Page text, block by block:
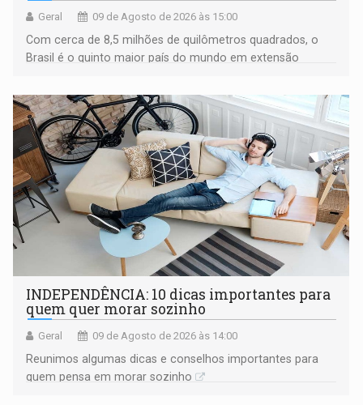
Geral 09 de Agosto de 2026 às 15:00
Com cerca de 8,5 milhões de quilômetros quadrados, o
Brasil é o quinto maior país do mundo em extensão
INDEPENDÊNCIA: 10 dicas importantes para
quem quer morar sozinho
Geral 09 de Agosto de 2026 às 14:00
Reunimos algumas dicas e conselhos importantes para
quem pensa em morar sozinho